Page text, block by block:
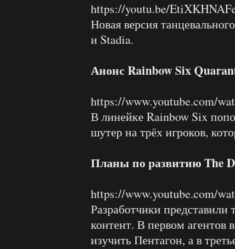
https://youtu.be/
Новая версия
и Stadia.
Анонс Rainbow Six
https://www.youtube.com/
В линейке Rainbow Six
шутер на трёх игроков,
Планы по развитию The
https://www.youtube.com/
Разработчики
контент. В первом агентов
изучить Пентагон, а в